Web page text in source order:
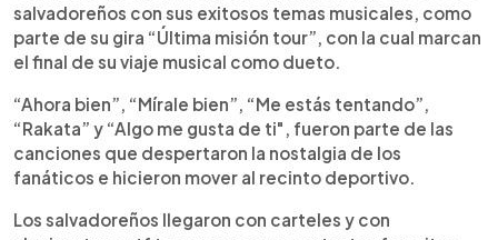
salvadoreños con sus exitosos temas musicales, como
parte de su gira “Última misión tour”, con la cual marcan
el final de su viaje musical como dueto.
“Ahora bien”, “Mírale bien”, “Me estás tentando”,
“Rakata” y “Algo me gusta de ti", fueron parte de las
canciones que despertaron la nostalgia de los
fanáticos e hicieron mover al recinto deportivo.
Los salvadoreños llegaron con carteles y con